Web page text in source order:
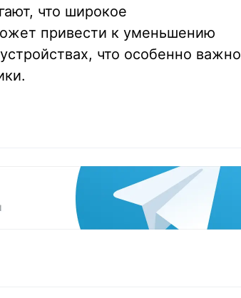
что широкое
привести к уменьшению
что особенно важно